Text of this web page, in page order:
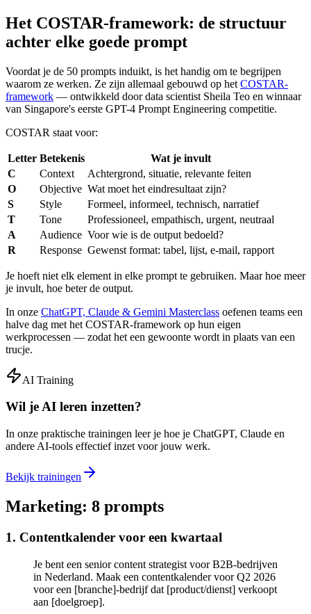
Het COSTAR-framework: de structuur
achter elke goede prompt
Voordat je de 50 prompts induikt, is het handig om te begrijpen
waarom ze werken. Ze zijn allemaal gebouwd op het COSTAR-
framework — ontwikkeld door data scientist Sheila Teo en winnaar
van Singapore's eerste GPT-4 Prompt Engineering competitie.
COSTAR staat voor:
Letter Betekenis
Wat je invult
C
Context
Achtergrond, situatie, relevante feiten
O
Objective Wat moet het eindresultaat zijn?
S
Style
Formeel, informeel, technisch, narratief
T
Tone
Professioneel, empathisch, urgent, neutraal
A
Audience Voor wie is de output bedoeld?
R
Response Gewenst format: tabel, lijst, e-mail, rapport
Je hoeft niet elk element in elke prompt te gebruiken. Maar hoe meer
je invult, hoe beter de output.
In onze ChatGPT, Claude & Gemini Masterclass oefenen teams een
halve dag met het COSTAR-framework op hun eigen
werkprocessen — zodat het een gewoonte wordt in plaats van een
trucje.
AI Training
Wil je AI leren inzetten?
In onze praktische trainingen leer je hoe je ChatGPT, Claude en
andere AI-tools effectief inzet voor jouw werk.
Bekijk trainingen
Marketing: 8 prompts
1. Contentkalender voor een kwartaal
Je bent een senior content strategist voor B2B-bedrijven
in Nederland. Maak een contentkalender voor Q2 2026
voor een [branche]-bedrijf dat [product/dienst] verkoopt
aan [doelgroep].